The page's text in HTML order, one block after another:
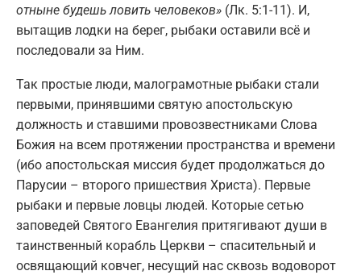
отныне будешь ловить человеков» (Лк. 5:1-11). И,
вытащив лодки на берег, рыбаки оставили всё и
последовали за Ним.
Так простые люди, малограмотные рыбаки стали
первыми, принявшими святую апостольскую
должность и ставшими провозвестниками Слова
Божия на всем протяжении пространства и времени
(ибо апостольская миссия будет продолжаться до
Парусии – второго пришествия Христа). Первые
рыбаки и первые ловцы людей. Которые сетью
заповедей Святого Евангелия притягивают души в
таинственный корабль Церкви – спасительный и
освящающий ковчег, несущий нас сквозь водоворот